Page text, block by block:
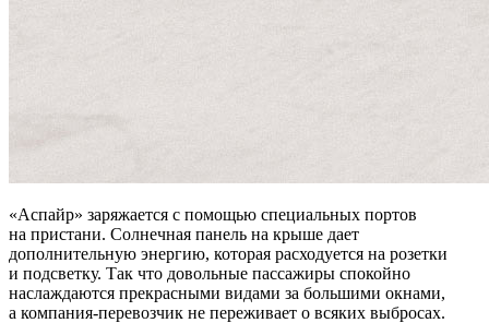
«Аспайр» заряжается с помощью специальных портов
на пристани. Солнечная панель на крыше дает
дополнительную энергию, которая расходуется на розетки
и подсветку. Так что довольные пассажиры спокойно
наслаждаются прекрасными видами за большими окнами,
а компания-перевозчик не переживает о всяких выбросах.